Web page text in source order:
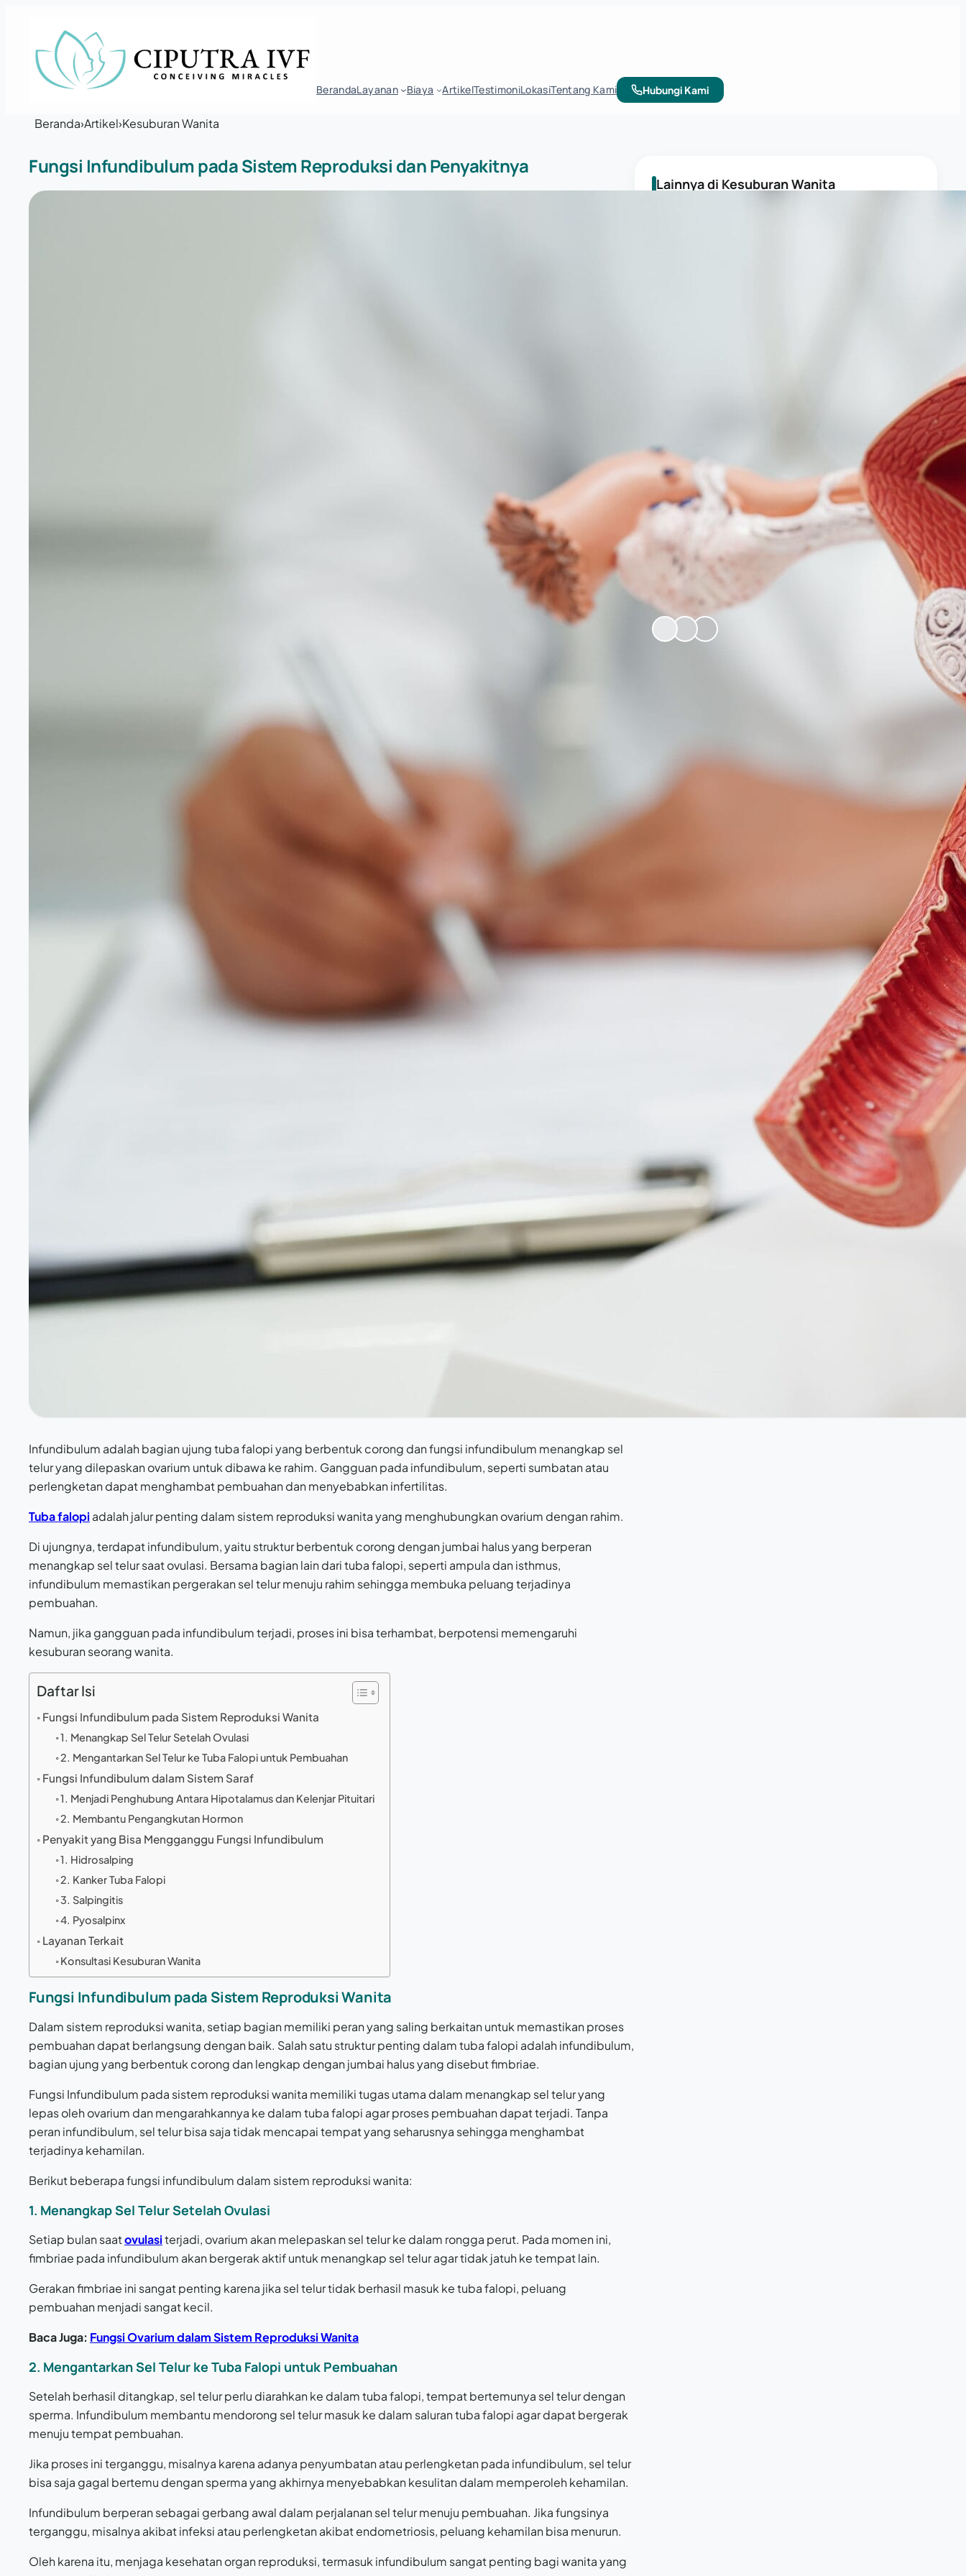
BerandaLayanan Biaya ArtikelTestimoniLokasiTentang Kami Hubungi Kami
Beranda›Artikel›Kesuburan Wanita
Fungsi Infundibulum pada Sistem Reproduksi dan Penyakitnya
Infundibulum adalah bagian ujung tuba falopi yang berbentuk corong dan fungsi infundibulum menangkap sel
telur yang dilepaskan ovarium untuk dibawa ke rahim. Gangguan pada infundibulum, seperti sumbatan atau
perlengketan dapat menghambat pembuahan dan menyebabkan infertilitas.
Tuba falopi adalah jalur penting dalam sistem reproduksi wanita yang menghubungkan ovarium dengan rahim.
Di ujungnya, terdapat infundibulum, yaitu struktur berbentuk corong dengan jumbai halus yang berperan
menangkap sel telur saat ovulasi. Bersama bagian lain dari tuba falopi, seperti ampula dan isthmus,
infundibulum memastikan pergerakan sel telur menuju rahim sehingga membuka peluang terjadinya
pembuahan.
Namun, jika gangguan pada infundibulum terjadi, proses ini bisa terhambat, berpotensi memengaruhi
kesuburan seorang wanita.
Daftar Isi
Fungsi Infundibulum pada Sistem Reproduksi Wanita
1. Menangkap Sel Telur Setelah Ovulasi
2. Mengantarkan Sel Telur ke Tuba Falopi untuk Pembuahan
Fungsi Infundibulum dalam Sistem Saraf
1. Menjadi Penghubung Antara Hipotalamus dan Kelenjar Pituitari
2. Membantu Pengangkutan Hormon
Penyakit yang Bisa Mengganggu Fungsi Infundibulum
1. Hidrosalping
2. Kanker Tuba Falopi
3. Salpingitis
4. Pyosalpinx
Layanan Terkait
Konsultasi Kesuburan Wanita
Fungsi Infundibulum pada Sistem Reproduksi Wanita
Dalam sistem reproduksi wanita, setiap bagian memiliki peran yang saling berkaitan untuk memastikan proses
pembuahan dapat berlangsung dengan baik. Salah satu struktur penting dalam tuba falopi adalah infundibulum,
bagian ujung yang berbentuk corong dan lengkap dengan jumbai halus yang disebut fimbriae.
Fungsi Infundibulum pada sistem reproduksi wanita memiliki tugas utama dalam menangkap sel telur yang
lepas oleh ovarium dan mengarahkannya ke dalam tuba falopi agar proses pembuahan dapat terjadi. Tanpa
peran infundibulum, sel telur bisa saja tidak mencapai tempat yang seharusnya sehingga menghambat
terjadinya kehamilan.
Berikut beberapa fungsi infundibulum dalam sistem reproduksi wanita:
1. Menangkap Sel Telur Setelah Ovulasi
Setiap bulan saatovulasiterjadi, ovarium akan melepaskan sel telur ke dalam rongga perut. Pada momen ini,
fimbriae pada infundibulum akan bergerak aktif untuk menangkap sel telur agar tidak jatuh ke tempat lain.
Gerakan fimbriae ini sangat penting karena jika sel telur tidak berhasil masuk ke tuba falopi, peluang
pembuahan menjadi sangat kecil.
Baca Juga: Fungsi Ovarium dalam Sistem Reproduksi Wanita
2. Mengantarkan Sel Telur ke Tuba Falopi untuk Pembuahan
Setelah berhasil ditangkap, sel telur perlu diarahkan ke dalam tuba falopi, tempat bertemunya sel telur dengan
sperma. Infundibulum membantu mendorong sel telur masuk ke dalam saluran tuba falopi agar dapat bergerak
menuju tempat pembuahan.
Jika proses ini terganggu, misalnya karena adanya penyumbatan atau perlengketan pada infundibulum, sel telur
bisa saja gagal bertemu dengan sperma yang akhirnya menyebabkan kesulitan dalam memperoleh kehamilan.
Infundibulum berperan sebagai gerbang awal dalam perjalanan sel telur menuju pembuahan. Jika fungsinya
terganggu, misalnya akibat infeksi atau perlengketan akibat endometriosis, peluang kehamilan bisa menurun.
Oleh karena itu, menjaga kesehatan organ reproduksi, termasuk infundibulum sangat penting bagi wanita yang
Lainnya di Kesuburan Wanita
Gunakan tools interaktif kami untuk memahami kondisi
kesuburan Anda.
AI Quiz Kesuburan
Kalkulator Kesuburan
“Tim Ciputra IVF mendampingi kami setiap hari. Persiapan